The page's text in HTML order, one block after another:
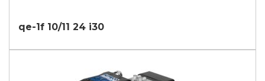
qe-1f 10/11 24 i30